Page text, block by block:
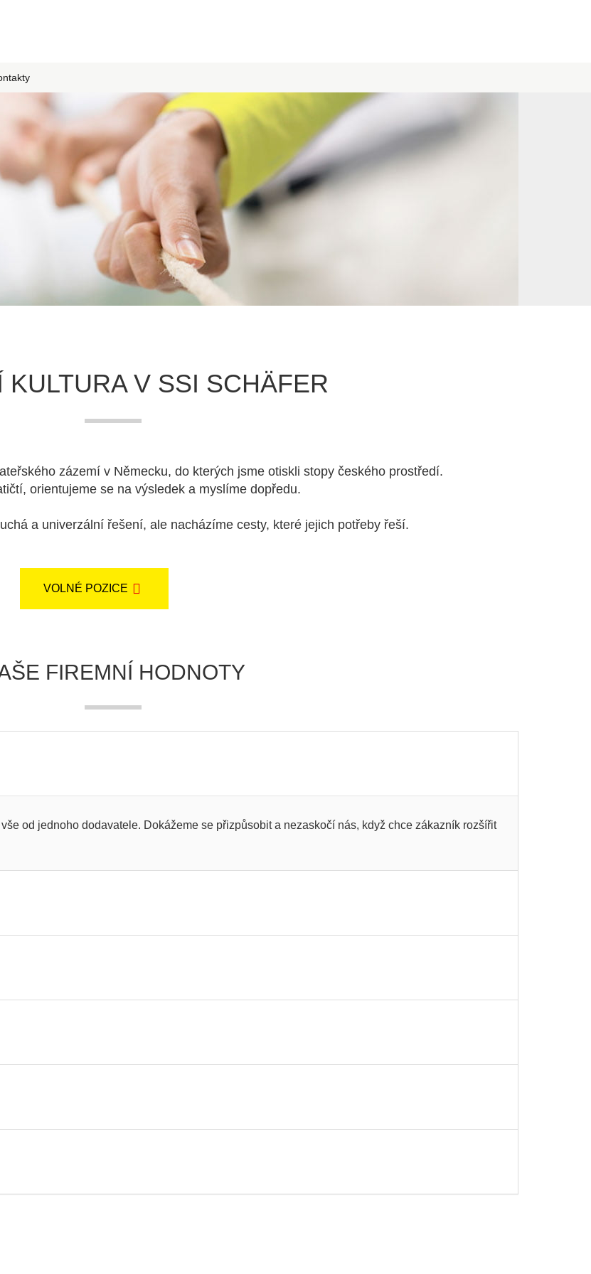
KULTURA V SSI SCHÄFER
zázemí v Německu, do kterých jsme otiskli stopy českého prostředí.
orientujeme se na výsledek a myslíme dopředu.
a univerzální řešení, ale nacházíme cesty, které jejich potřeby řeší.
VOLNÉ POZICE
FIREMNÍ HODNOTY
od jednoho dodavatele. Dokážeme se přizpůsobit a nezaskočí nás, když chce zákazník rozšířit